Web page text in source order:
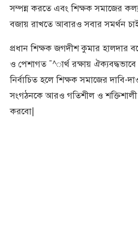
সম্পন্ন করতে এবং শিক্ষক সমাজের
বজায় রাখতে আবারও সবার সমর্থন
প্রধান শিক্ষক জগদীশ কুমার হালদার
ও পেশাগত ¯^ার্থ রক্ষায়
নির্বাচিত হলে শিক্ষক সমাজের দাবি-
সংগঠনকে আরও গতিশীল ও শক্তিশালী
করবো|